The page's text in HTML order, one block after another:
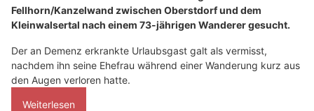
Fellhorn/Kanzelwand zwischen Oberstdorf und dem
Kleinwalsertal nach einem 73-jährigen Wanderer gesucht.
Der an Demenz erkrankte Urlaubsgast galt als vermisst,
nachdem ihn seine Ehefrau während einer Wanderung kurz aus
den Augen verloren hatte.
Weiterlesen